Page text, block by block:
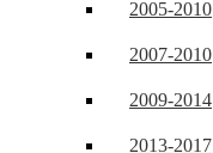
2005-2010
2007-2010
2009-2014
2013-2017